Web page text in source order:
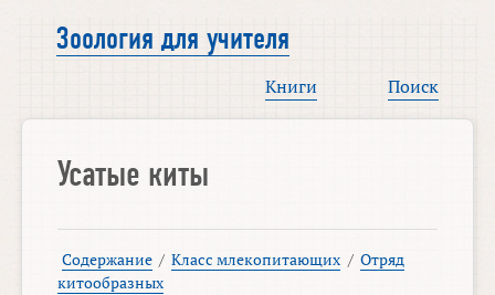
Зоология для учителя
Книги Поиск
Усатые киты
Содержание / Класс млекопитающих / Отряд
китообразных